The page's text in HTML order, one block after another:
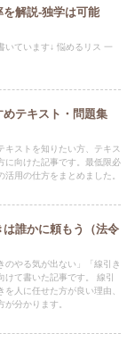
解説-独学は可能
ています↓ 悩めるリス 一
めテキスト・問題集
キストを知りたい方、テキス
に向けた記事です。最低限必
用の仕方をまとめました。
誰かに頼もう（法令
のやる気が出ない」「線引き
て書いた記事です。 線引
人に任せた方が良い理由、
分かります。